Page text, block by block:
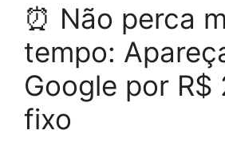
⏰ Não perca
tempo:
Google por R$
fixo